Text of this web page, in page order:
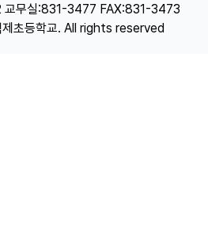
교무실:831-3477 FAX:831-3473
초등학교. All rights reserved